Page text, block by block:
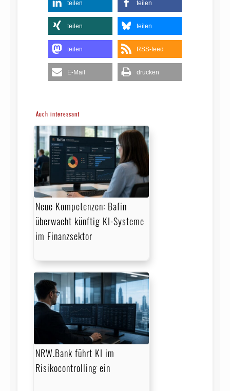
teilen teilen
teilen teilen
teilen RSS-feed
E-Mail drucken
Auch interessant
Neue Kompetenzen: Bafin
überwacht künftig KI-Systeme
im Finanzsektor
NRW.Bank führt KI im
Risikocontrolling ein